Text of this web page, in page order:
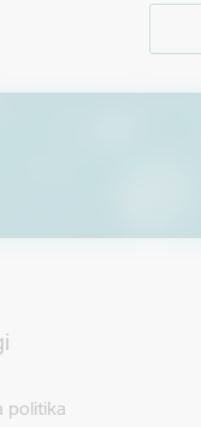
politika